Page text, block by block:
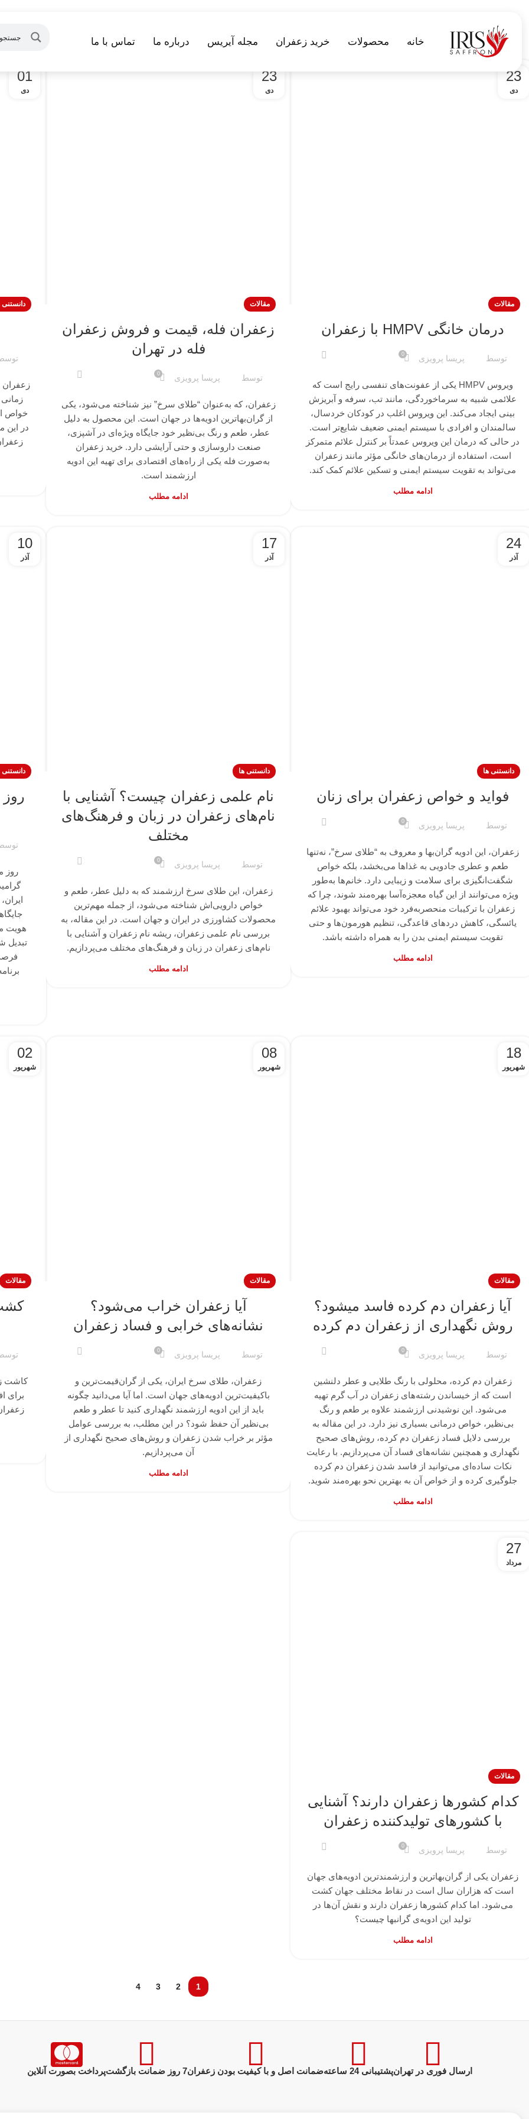
خانه محصولات خرید زعفران مجله آیریس درباره ما تماس با ما
23
دی
مقالات
درمان خانگی HMPV با زعفران
توسط پریسا پرویزی 0
ویروس HMPV یکی از عفونت‌های تنفسی رایج است که
علائمی شبیه به سرماخوردگی، مانند تب، سرفه و آبریزش
بینی ایجاد می‌کند. این ویروس اغلب در کودکان خردسال،
سالمندان و افرادی با سیستم ایمنی ضعیف شایع‌تر است.
در حالی که درمان این ویروس عمدتاً بر کنترل علائم متمرکز
است، استفاده از درمان‌های خانگی مؤثر مانند زعفران
می‌تواند به تقویت سیستم ایمنی و تسکین علائم کمک کند.
ادامه مطلب
23
دی
مقالات
زعفران فله، قیمت و فروش زعفران
فله در تهران
توسط پریسا پرویزی 0
زعفران، که به‌عنوان “طلای سرخ” نیز شناخته می‌شود، یکی
از گران‌بهاترین ادویه‌ها در جهان است. این محصول به دلیل
عطر، طعم و رنگ بی‌نظیر خود جایگاه ویژه‌ای در آشپزی،
صنعت داروسازی و حتی آرایشی دارد. خرید زعفران
به‌صورت فله یکی از راه‌های اقتصادی برای تهیه این ادویه
ارزشمند است.
ادامه مطلب
01
دی
دانستنی
زعفران
خواص
در این
24
آذر
دانستنی ها
فواید و خواص زعفران برای زنان
توسط پریسا پرویزی 0
زعفران، این ادویه‌ گران‌بها و معروف به “طلای سرخ”، نه‌تنها
طعم و عطری جادویی به غذاها می‌بخشد، بلکه خواص
شگفت‌انگیزی برای سلامت و زیبایی دارد. خانم‌ها به‌طور
ویژه می‌توانند از این گیاه معجزه‌آسا بهره‌مند شوند، چرا که
زعفران با ترکیبات منحصربه‌فرد خود می‌تواند بهبود علائم
یائسگی، کاهش دردهای قاعدگی، تنظیم هورمون‌ها و حتی
تقویت سیستم ایمنی بدن را به همراه داشته باشد.
ادامه مطلب
17
آذر
دانستنی ها
نام علمی زعفران چیست؟ آشنایی با
نام‌های زعفران در زبان و فرهنگ‌های
مختلف
توسط پریسا پرویزی 0
زعفران، این طلای سرخ ارزشمند که به دلیل عطر، طعم و
خواص دارویی‌اش شناخته می‌شود، از جمله مهم‌ترین
محصولات کشاورزی در ایران و جهان است. در این مقاله، به
بررسی نام علمی زعفران، ریشه نام زعفران و آشنایی با
نام‌های زعفران در زبان و فرهنگ‌های مختلف می‌پردازیم.
ادامه مطلب
10
آذر
دانستنی
روز
هویت
تبدیل
18
شهریور
مقالات
آیا زعفران دم کرده فاسد میشود؟
روش نگهداری از زعفران دم کرده
توسط پریسا پرویزی 0
زعفران دم کرده، محلولی با رنگ طلایی و عطر دلنشین
است که از خیساندن رشته‌های زعفران در آب گرم تهیه
می‌شود. این نوشیدنی ارزشمند علاوه بر طعم و رنگ
بی‌نظیر، خواص درمانی بسیاری نیز دارد. در این مقاله به
بررسی دلایل فساد زعفران دم کرده، روش‌های صحیح
نگهداری و همچنین نشانه‌های فساد آن می‌پردازیم. با رعایت
نکات ساده‌ای می‌توانید از فاسد شدن زعفران دم کرده
جلوگیری کرده و از خواص آن به بهترین نحو بهره‌مند شوید.
ادامه مطلب
08
شهریور
مقالات
آیا زعفران خراب می‌شود؟
نشانه‌های خرابی و فساد زعفران
توسط پریسا پرویزی 0
زعفران، طلای سرخ ایران، یکی از گران‌قیمت‌ترین و
باکیفیت‌ترین ادویه‌های جهان است. اما آیا می‌دانید چگونه
باید از این ادویه ارزشمند نگهداری کنید تا عطر و طعم
بی‌نظیر آن حفظ شود؟ در این مطلب، به بررسی عوامل
مؤثر بر خراب شدن زعفران و روش‌های صحیح نگهداری از
آن می‌پردازیم.
ادامه مطلب
02
شهریور
مقالات
کاشت
برای
27
مرداد
مقالات
کدام کشورها زعفران دارند؟ آشنایی
با کشورهای تولیدکننده زعفران
توسط پریسا پرویزی 0
زعفران یکی از گران‌بهاترین و ارزشمندترین ادویه‌های جهان
است که هزاران سال است در نقاط مختلف جهان کشت
می‌شود. اما کدام کشورها زعفران دارند و نقش آن‌ها در
تولید این ادویه‌ی گرانبها چیست؟
ادامه مطلب
1
2
3
4
ارسال فوری در تهرانپشتیبانی 24 ساعته ضمانت اصل و با کیفیت بودن زعفران7 روز ضمانت بازگشت پرداخت بصورت آنلاین